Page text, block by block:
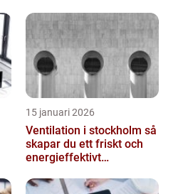
15 januari 2026
Ventilation i stockholm så
skapar du ett friskt och
energieffektivt